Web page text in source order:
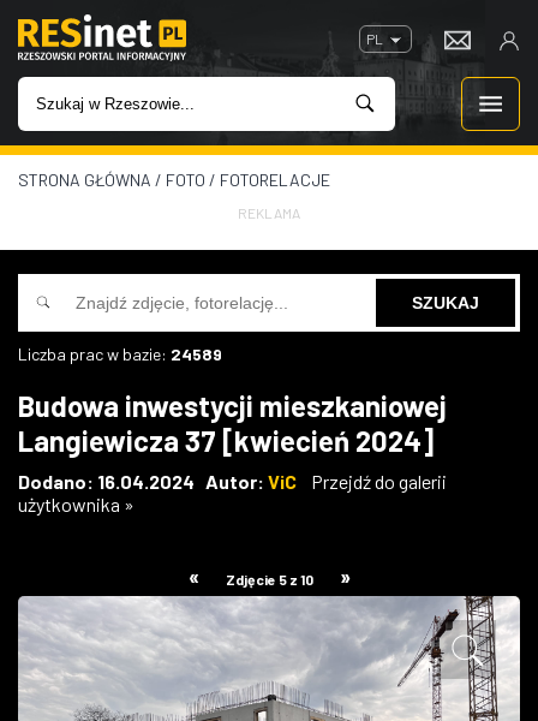
PL
WIADOMOŚCI
INWESTYCJE
IMPREZY
W KINACH
GASTRONOMIA
W RZESZOWIE
STRONA GŁÓWNA / FOTO / FOTORELACJE
REKLAMA
Liczba prac w bazie: 24589
Budowa inwestycji mieszkaniowej
Langiewicza 37 [kwiecień 2024]
Dodano: 16.04.2024 Autor: ViC
Przejdź do galerii
użytkownika »
« Zdjęcie 5 z 10 »